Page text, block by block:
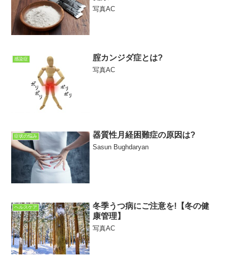
写真AC
感染症 腟カンジダ症とは?
写真AC
症状の悩み 器質性月経困難症の原因は?
Sasun Bughdaryan
ヘルスケア
冬季うつ病にご注意を!【冬の健
康管理】
写真AC